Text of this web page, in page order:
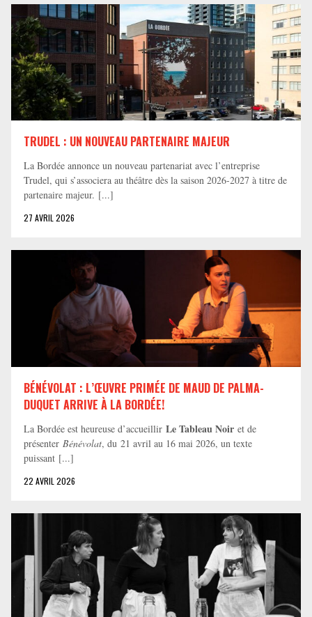
TRUDEL : UN NOUVEAU PARTENAIRE MAJEUR
La Bordée annonce un nouveau partenariat avec l’entreprise
Trudel, qui s’associera au théâtre dès la saison 2026-2027 à titre de
partenaire majeur. [...]
27 AVRIL 2026
BÉNÉVOLAT : L’ŒUVRE PRIMÉE DE MAUD DE PALMA-
DUQUET ARRIVE À LA BORDÉE!
La Bordée est heureuse d’accueillir Le Tableau Noir et de
présenter Bénévolat, du 21 avril au 16 mai 2026, un texte
puissant [...]
22 AVRIL 2026